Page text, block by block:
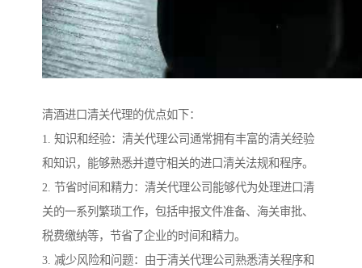
清酒进口清关代理的优点如下：
1. 知识和经验：清关代理公司通常拥有丰富的清关经验
和知识，能够熟悉并遵守相关的进口清关法规和程序。
2. 节省时间和精力：清关代理公司能够代为处理进口清
关的一系列繁琐工作，包括申报文件准备、海关审批、
税费缴纳等，节省了企业的时间和精力。
3. 减少风险和问题：由于清关代理公司熟悉清关程序和